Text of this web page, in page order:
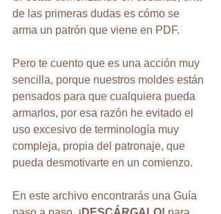
de las primeras dudas es cómo se
arma un patrón que viene en PDF.
Pero te cuento que es una acción muy
sencilla, porque nuestros moldes están
pensados para que cualquiera pueda
armarlos, por esa razón he evitado el
uso excesivo de terminología muy
compleja, propia del patronaje, que
pueda desmotivarte en un comienzo.
En este archivo encontrarás una Guía